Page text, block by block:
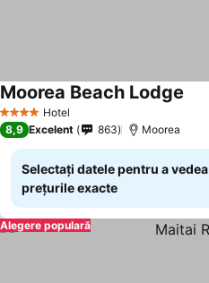
4 Stele Hotel
Moorea Beach Lodge
8,9 Excelent 863 Moorea
Selectați datele pentru a vedea
prețurile exacte
Alegere populară